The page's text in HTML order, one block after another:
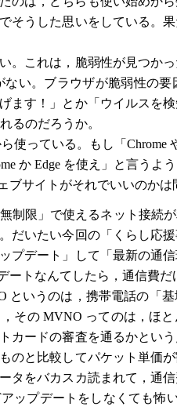
うした思いをしている。
これは，脆弱性が見つか
い。ブラウザが脆弱性の
す！」とか「ウイルスを
るのだろうか。
っている。もし「Chrome
か Edge を使え」と言うよ
サイトがそれでいいのかは
限」で使えるネット接続
だいたい今回の「くらし応
デート」して「最新の通
トなんてしたら，通信費だ
いうのは，携帯電話の「
その MVNO ってのは，ほ
ードの審査を通るかとい
と比較してパケット単価
をバカスカ読まれて，通
ップデートをしなくても怖